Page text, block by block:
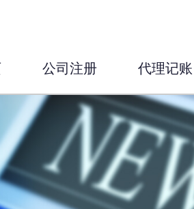
公司注册 代理记账